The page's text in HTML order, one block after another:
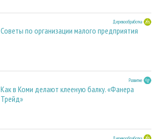
Деревообработка
Советы по организации малого предприятия
Развитие
Как в Коми делают клееную балку. «Фанера
Трейд»